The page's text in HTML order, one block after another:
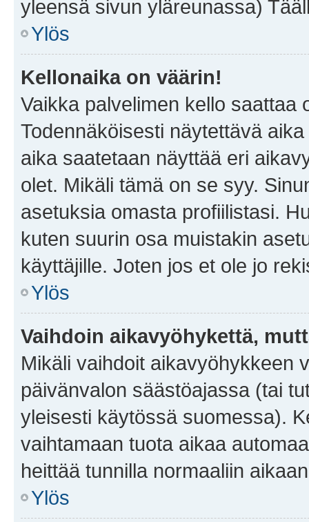
yleensä sivun yläreunassa)
Ylös
Kellonaika on väärin!
Vaikka palvelimen kello saattaa
Todennäköisesti näytettävä
aika saatetaan näyttää eri
olet. Mikäli tämä on se syy.
asetuksia omasta profiilistasi.
kuten suurin osa muistakin
käyttäjille. Joten jos et ole jo
Ylös
Vaihdoin aikavyöhykettä,
Mikäli vaihdoit aikavyöhykkeen
päivänvalon säästöajassa (tai
yleisesti käytössä suomessa).
vaihtamaan tuota aikaa
heittää tunnilla normaaliin
Ylös